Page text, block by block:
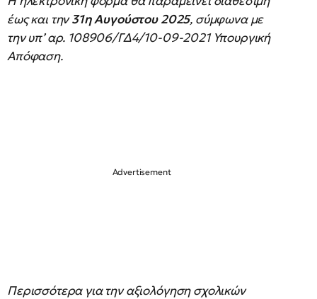
έως και την31η Αυγούστου 2025, σύμφωνα με
την υπ’ αρ. 108906/ΓΔ4/10-09-2021 Υπουργική
Απόφαση.
Περισσότερα για την αξιολόγηση σχολικών